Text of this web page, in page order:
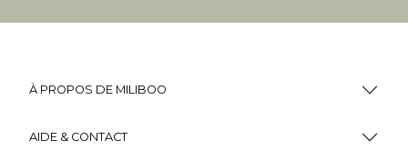
À PROPOS DE MILIBOO
AIDE & CONTACT